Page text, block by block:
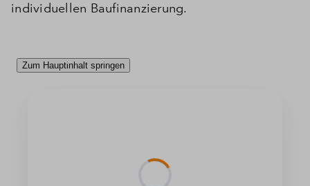
individuellen Baufinanzierung.